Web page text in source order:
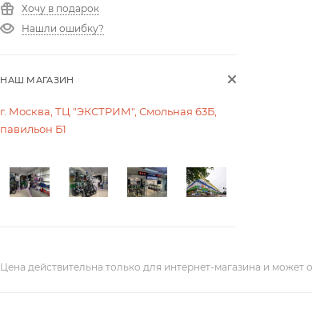
Хочу в подарок
Нашли ошибку?
НАШ МАГАЗИН
г. Москва, ТЦ "ЭКСТРИМ", Смольная 63Б,
павильон Б1
Цена действительна только для интернет-магазина и может